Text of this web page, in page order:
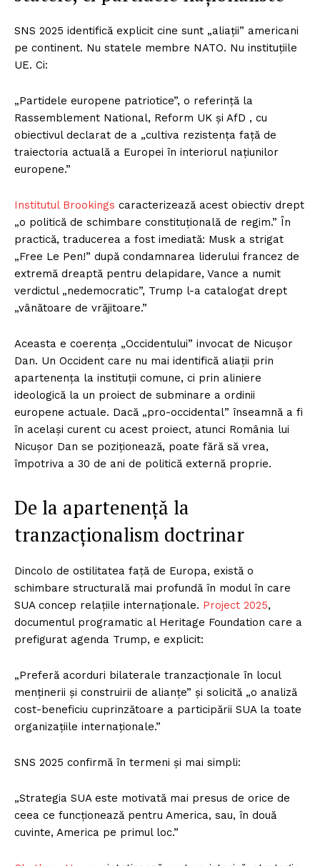
SNS 2025 identifică explicit cine sunt „aliații” americani
pe continent. Nu statele membre NATO. Nu instituțiile
UE. Ci:
„Partidele europene patriotice”, o referință la
Rassemblement National, Reform UK și AfD , cu
obiectivul declarat de a „cultiva rezistența față de
traiectoria actuală a Europei în interiorul națiunilor
europene.”
Institutul Brookings caracterizează acest obiectiv drept
„o politică de schimbare constituțională de regim.” În
practică, traducerea a fost imediată: Musk a strigat
„Free Le Pen!” după condamnarea liderului francez de
extremă dreaptă pentru delapidare, Vance a numit
verdictul „nedemocratic”, Trump l-a catalogat drept
„vânătoare de vrăjitoare.”
Aceasta e coerența „Occidentului” invocat de Nicușor
Dan. Un Occident care nu mai identifică aliații prin
apartenența la instituții comune, ci prin aliniere
ideologică la un proiect de subminare a ordinii
europene actuale. Dacă „pro-occidental” înseamnă a fi
în același curent cu acest proiect, atunci România lui
Nicușor Dan se poziționează, poate fără să vrea,
împotriva a 30 de ani de politică externă proprie.
De la apartenență la
tranzacționalism doctrinar
Dincolo de ostilitatea față de Europa, există o
schimbare structurală mai profundă în modul în care
SUA concep relațiile internaționale. Project 2025,
documentul programatic al Heritage Foundation care a
prefigurat agenda Trump, e explicit:
„Preferă acorduri bilaterale tranzacționale în locul
menținerii și construirii de alianțe” și solicită „o analiză
cost-beneficiu cuprinzătoare a participării SUA la toate
organizațiile internaționale.”
SNS 2025 confirmă în termeni și mai simpli:
„Strategia SUA este motivată mai presus de orice de
ceea ce funcționează pentru America, sau, în două
cuvinte, America pe primul loc.”